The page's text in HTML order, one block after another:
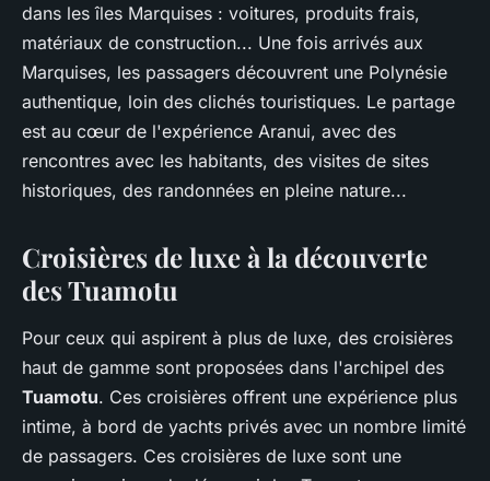
dans les îles Marquises : voitures, produits frais,
matériaux de construction... Une fois arrivés aux
Marquises, les passagers découvrent une Polynésie
authentique, loin des clichés touristiques. Le partage
est au cœur de l'expérience Aranui, avec des
rencontres avec les habitants, des visites de sites
historiques, des randonnées en pleine nature...
Croisières de luxe à la découverte
des Tuamotu
Pour ceux qui aspirent à plus de luxe, des croisières
haut de gamme sont proposées dans l'archipel des
Tuamotu. Ces croisières offrent une expérience plus
intime, à bord de yachts privés avec un nombre limité
de passagers. Ces croisières de luxe sont une